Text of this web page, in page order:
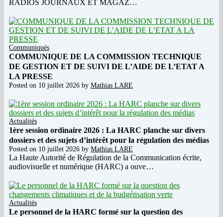
RADIOS JOURNAUX ET MAGAZ…
Communiqués
COMMUNIQUE DE LA COMMISSION TECHNIQUE
DE GESTION ET DE SUIVI DE L’AIDE DE L’ETAT A
LA PRESSE
Posted on 10 juillet 2026 by Mathias LARE
Actualités
1ère session ordinaire 2026 : La HARC planche sur divers
dossiers et des sujets d’intérêt pour la régulation des médias
Posted on 10 juillet 2026 by Mathias LARE
La Haute Autorité de Régulation de la Communication écrite,
audiovisuelle et numérique (HARC) a ouve…
Actualités
Le personnel de la HARC formé sur la question des